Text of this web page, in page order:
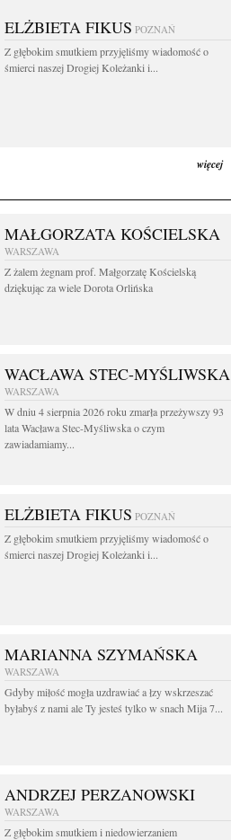
ELŻBIETA FIKUS POZNAŃ
Z głębokim smutkiem przyjęliśmy wiadomość o
śmierci naszej Drogiej Koleżanki i...
więcej
MAŁGORZATA KOŚCIELSKA
WARSZAWA
Z żalem żegnam prof. Małgorzatę Kościelską
dziękując za wiele Dorota Orlińska
WACŁAWA STEC-MYŚLIWSKA
WARSZAWA
W dniu 4 sierpnia 2026 roku zmarła przeżywszy 93
lata Wacława Stec-Myśliwska o czym
zawiadamiamy...
ELŻBIETA FIKUS POZNAŃ
Z głębokim smutkiem przyjęliśmy wiadomość o
śmierci naszej Drogiej Koleżanki i...
MARIANNA SZYMAŃSKA
WARSZAWA
Gdyby miłość mogła uzdrawiać a łzy wskrzeszać
byłabyś z nami ale Ty jesteś tylko w snach Mija 7...
ANDRZEJ PERZANOWSKI
WARSZAWA
Z głębokim smutkiem i niedowierzaniem